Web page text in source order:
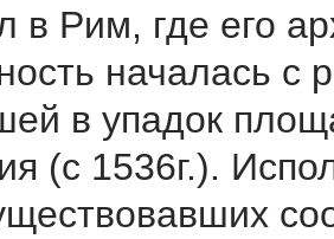
в Рим, где его
началась с
в упадок
(с 1536г.).